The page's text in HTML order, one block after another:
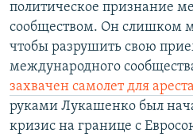
политическое признание
сообществом. Он слишком
чтобы разрушить свою
международного
захвачен самолет для
руками Лукашенко был
кризис на границе с